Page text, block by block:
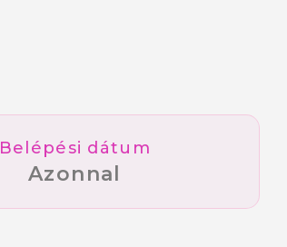
Belépési dátum
Azonnal